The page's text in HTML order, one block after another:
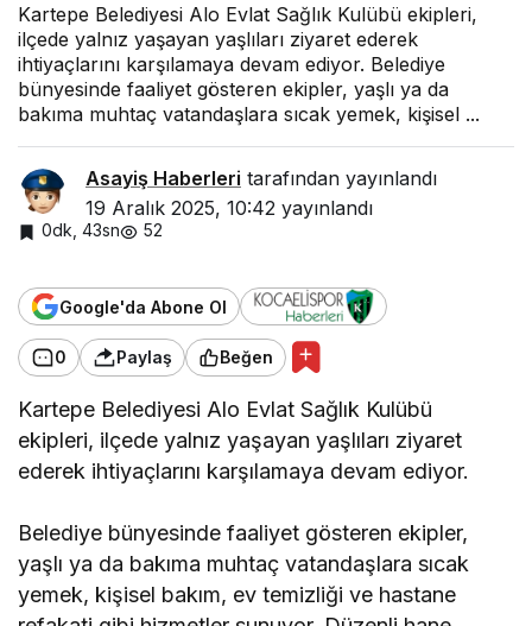
Kartepe Belediyesi Alo Evlat Sağlık Kulübü ekipleri,
ilçede yalnız yaşayan yaşlıları ziyaret ederek
ihtiyaçlarını karşılamaya devam ediyor. Belediye
bünyesinde faaliyet gösteren ekipler, yaşlı ya da
bakıma muhtaç vatandaşlara sıcak yemek, kişisel ...
Asayiş Haberleri tarafından yayınlandı
19 Aralık 2025, 10:42 yayınlandı
0dk, 43sn 52
Google'da Abone Ol
0 Paylaş Beğen
Kartepe Belediyesi Alo Evlat Sağlık Kulübü
ekipleri, ilçede yalnız yaşayan yaşlıları ziyaret
ederek ihtiyaçlarını karşılamaya devam ediyor.
Belediye bünyesinde faaliyet gösteren ekipler,
yaşlı ya da bakıma muhtaç vatandaşlara sıcak
yemek, kişisel bakım, ev temizliği ve hastane